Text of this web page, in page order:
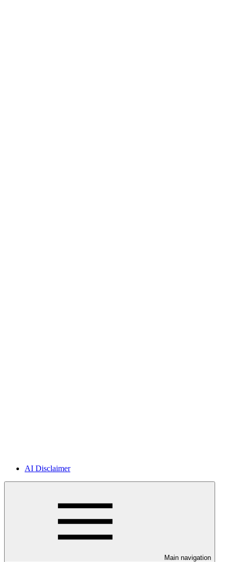
AI Disclaimer
Main navigation